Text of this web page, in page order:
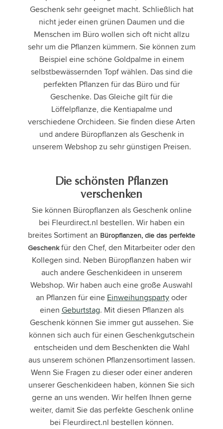
Geschenk sehr geeignet macht. Schließlich hat
nicht jeder einen grünen Daumen und die
Menschen im Büro wollen sich oft nicht allzu
sehr um die Pflanzen kümmern. Sie können zum
Beispiel eine schöne Goldpalme in einem
selbstbewässernden Topf wählen. Das sind die
perfekten Pflanzen für das Büro und für
Geschenke. Das Gleiche gilt für die
Löffelpflanze, die Kentiapalme und
verschiedene Orchideen. Sie finden diese Arten
und andere Büropflanzen als Geschenk in
unserem Webshop zu sehr günstigen Preisen.
Die schönsten Pflanzen
verschenken
Sie können Büropflanzen als Geschenk online
bei Fleurdirect.nl bestellen. Wir haben ein
breites Sortiment an Büropflanzen, die das perfekte
Geschenkfür den Chef, den Mitarbeiter oder den
Kollegen sind. Neben Büropflanzen haben wir
auch andere Geschenkideen in unserem
Webshop. Wir haben auch eine große Auswahl
an Pflanzen für eine Einweihungspartyoder
einen Geburtstag. Mit diesen Pflanzen als
Geschenk können Sie immer gut aussehen. Sie
können sich auch für einen Geschenkgutschein
entscheiden und dem Beschenkten die Wahl
aus unserem schönen Pflanzensortiment lassen.
Wenn Sie Fragen zu dieser oder einer anderen
unserer Geschenkideen haben, können Sie sich
gerne an uns wenden. Wir helfen Ihnen gerne
weiter, damit Sie das perfekte Geschenk online
bei Fleurdirect.nl bestellen können.